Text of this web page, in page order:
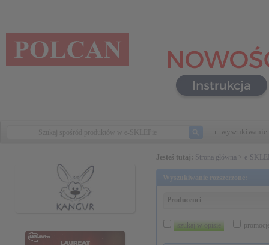
wyszukiwanie
Jesteś tutaj: Strona główna > e-
Wyszukiwanie rozszerzone:
Producenci
szukaj w opisie